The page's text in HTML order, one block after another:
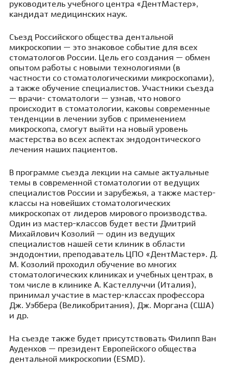
руководитель учебного центра «ДентМастер»,
кандидат медицинских наук.
Съезд Российского общества дентальной
микроскопии — это знаковое событие для всех
стоматологов России. Цель его создания — обмен
опытом работы с новыми технологиями (в
частности со стоматологическими микроскопами),
а также обучение специалистов. Участники съезда
— врачи- cтоматологи — узнав, что нового
происходит в стоматологии, каковы современные
тенденции в лечении зубов с применением
микроскопа, смогут выйти на новый уровень
мастерства во всех аспектах эндодонтического
лечения наших пациентов.
В программе съезда лекции на самые актуальные
темы в современной стоматологии от ведущих
специалистов России и зарубежья, а также мастер-
классы на новейших стоматологических
микроскопах от лидеров мирового производства.
Один из мастер-классов будет вести Дмитрий
Михайлович Козолий — один из ведущих
специалистов нашей сети клиник в области
эндодонтии, преподаватель ЦПО «ДентМастер». Д.
М. Козолий проходил обучение во многих
стоматологических клиниках и учебных центрах, в
том числе в клинике А. Кастеллуччи (Италия),
принимал участие в мастер-классах профессора
Дж. Уэббера (Великобритания), Дж. Моргана (США)
и др.
На съезде также будет присутствовать Филипп Ван
Ауденхов — президент Европейского общества
дентальной микроскопии (ESMD).